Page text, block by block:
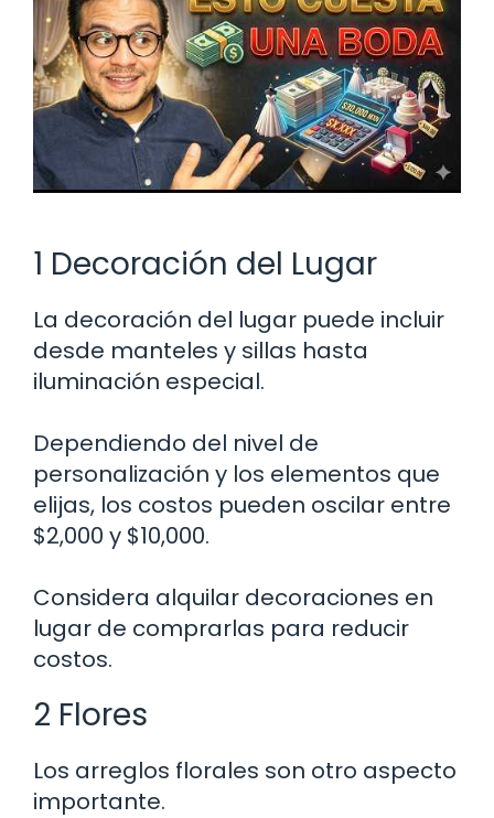
1 Decoración del Lugar
La decoración del lugar puede incluir
desde manteles y sillas hasta
iluminación especial.
Dependiendo del nivel de
personalización y los elementos que
elijas, los costos pueden oscilar entre
$2,000 y $10,000.
Considera alquilar decoraciones en
lugar de comprarlas para reducir
costos.
2 Flores
Los arreglos florales son otro aspecto
importante.